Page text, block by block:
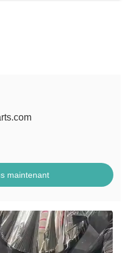
maintenant